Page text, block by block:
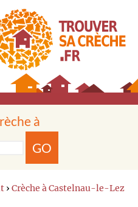
à
GO
› Crèche à Castelnau-le-Lez